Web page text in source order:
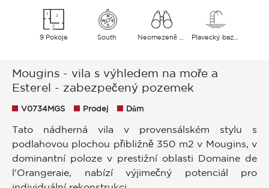
9 Pokoje South
Mougins - vila s výhledem na moře a
Esterel - zabezpečený pozemek
V0734MGS Prodej Dům
Tato nádherná vila v provensálském stylu s
podlahovou plochou přibližně 350 m2 v Mougins, v
dominantní poloze v prestižní oblasti Domaine de
l'Orangeraie, nabízí výjimečný potenciál pro